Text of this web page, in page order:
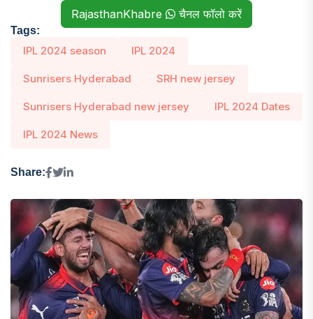
RajasthanKhabre चैनल फॉलो करें
Tags:
IPL 2024 season IPL 2024
Sunrisers Hyderabad SRH new jersey
Sunrisers Hyderabad new jersey IPL 2024 Dates
IPL 2024 News
Share: